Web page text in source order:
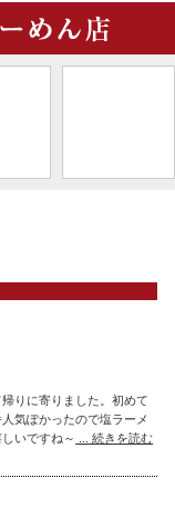
りに寄りました。初めて
気ぽかったので塩ラーメ
いですね～
... 続きを読む